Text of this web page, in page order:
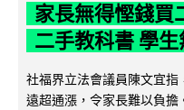
家長無得慳錢買
二手教科書 學
社福界立法會議員陳文宜
遠超通漲，令家長難以負擔